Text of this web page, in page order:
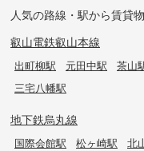
人気の路線・駅から賃貸
叡山電鉄叡山本線
出町柳駅 元田中駅 茶山
三宅八幡駅
地下鉄烏丸線
国際会館駅 松ヶ崎駅 北